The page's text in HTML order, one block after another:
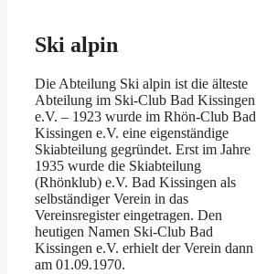
Ski alpin
Die Abteilung Ski alpin ist die älteste
Abteilung im Ski-Club Bad Kissingen
e.V. – 1923 wurde im Rhön-Club Bad
Kissingen e.V. eine eigenständige
Skiabteilung gegründet. Erst im Jahre
1935 wurde die Skiabteilung
(Rhönklub) e.V. Bad Kissingen als
selbständiger Verein in das
Vereinsregister eingetragen. Den
heutigen Namen Ski-Club Bad
Kissingen e.V. erhielt der Verein dann
am 01.09.1970.